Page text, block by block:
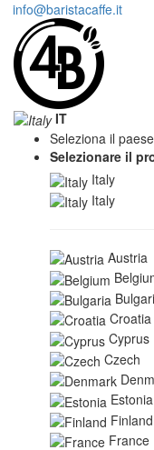
info@baristacaffe.it
IT
Seleziona il
Selezionare il
Italy
Italy
Austria
Croatia
Cyprus
Czech
Estonia
Finland
France